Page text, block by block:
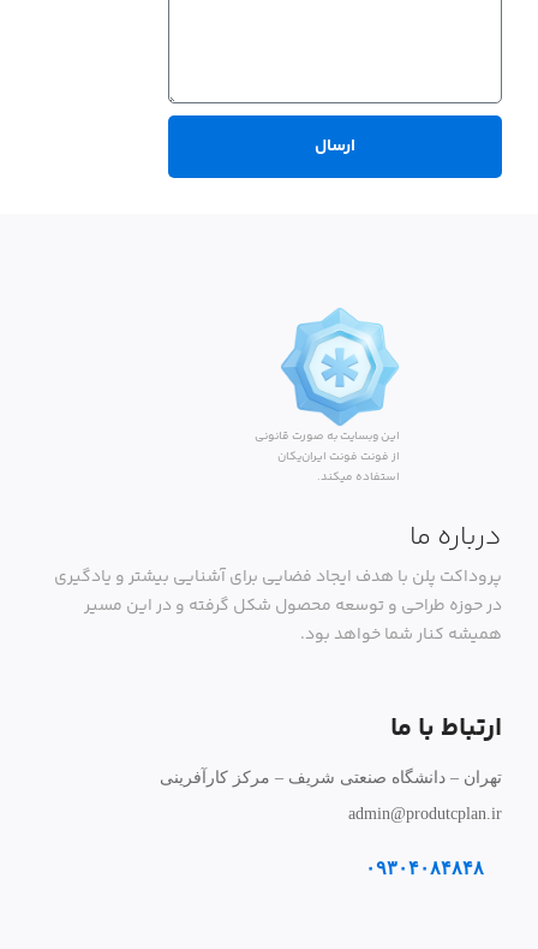
ارسال
درباره ما
پروداکت پلن با هدف ایجاد فضایی برای آشنایی بیشتر و یادگیری
در حوزه طراحی و توسعه محصول شکل گرفته و در این مسیر
همیشه کنار شما خواهد بود.
ارتباط با ما
تهران – دانشگاه صنعتی شریف – مرکز کارآفرینی
admin@produtcplan.ir
۰۹۳۰۴۰۸۴۸۴۸
این وبسایت به صورت قانونی
از فونت فونت ایران‌یکان
استفاده میکند.